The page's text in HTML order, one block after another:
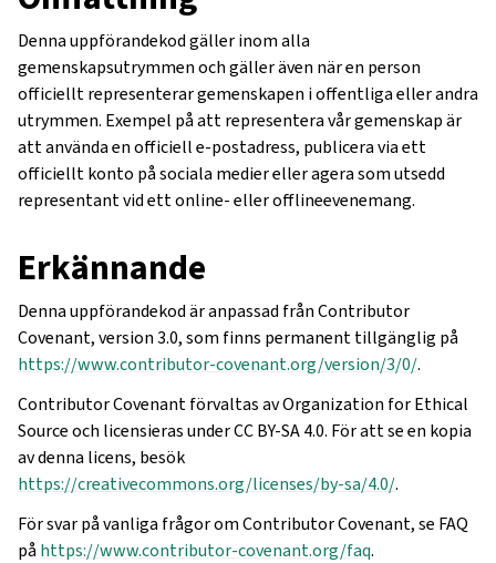
Denna uppförandekod gäller inom alla
gemenskapsutrymmen och gäller även när en person
officiellt representerar gemenskapen i offentliga eller andra
utrymmen. Exempel på att representera vår gemenskap är
att använda en officiell e-postadress, publicera via ett
officiellt konto på sociala medier eller agera som utsedd
representant vid ett online- eller offlineevenemang.
Erkännande
Denna uppförandekod är anpassad från Contributor
Covenant, version 3.0, som finns permanent tillgänglig på
https://www.contributor-covenant.org/version/3/0/.
Contributor Covenant förvaltas av Organization for Ethical
Source och licensieras under CC BY-SA 4.0. För att se en kopia
av denna licens, besök
https://creativecommons.org/licenses/by-sa/4.0/.
För svar på vanliga frågor om Contributor Covenant, se FAQ
på https://www.contributor-covenant.org/faq.